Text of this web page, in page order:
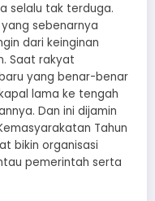
selalu tak terduga.
sebenarnya
dari keinginan
Saat rakyat
yang benar-benar
lama ke tengah
Dan ini dijamin
Tahun
bikin organisasi
pemerintah serta